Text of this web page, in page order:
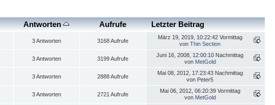
Antworten Aufrufe Letzter Beitrag
3 Antworten 3168 Aufrufe
März 19, 2019, 10:22:42 Vormittag
von Thin Section
3 Antworten 3199 Aufrufe
Juni 16, 2008, 12:00:10 Nachmittag
von MetGold
3 Antworten 2888 Aufrufe
Mai 08, 2012, 17:23:43 Nachmittag
von Peter5
3 Antworten 2721 Aufrufe
Mai 06, 2012, 06:20:39 Vormittag
von MetGold